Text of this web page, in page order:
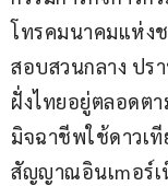
โทรคมนาคมแห่ง
สอบสวนกลาง ปร
ฝั่งไทยอยู่ตลอดต
มิจฉาชีพใช้ดาวเที
สัญญาณอินเmอร์